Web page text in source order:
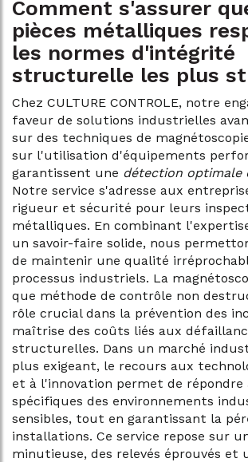
Comment s'assurer
pièces métalliques
les normes d'intégrité
structurelle les plus
Chez CULTURE CONTROLE, notre
faveur de solutions industrielles
sur des techniques de
sur l'utilisation d'équipements
garantissent une détection optimale
Notre service s'adresse aux
rigueur et sécurité pour leurs
métalliques. En combinant
un savoir-faire solide, nous
de maintenir une qualité
processus industriels. La
que méthode de contrôle non
rôle crucial dans la prévention des
maîtrise des coûts liés aux
structurelles. Dans un marché
plus exigeant, le recours aux
et à l'innovation permet de répondre
spécifiques des environnements
sensibles, tout en garantissant la
installations. Ce service repose sur
minutieuse, des relevés éprouvés et